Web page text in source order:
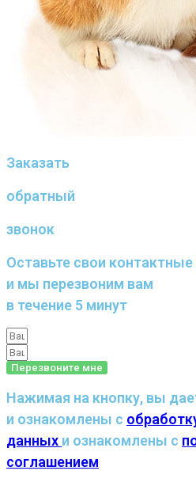
Заказать
обратный
звонок
Оставьте свои
и мы перезвоним вам
в течение 5 минут
Перезвоните мне
Нажимая на кнопку, вы
и ознакомлены с
данных и ознакомлены с
соглашением